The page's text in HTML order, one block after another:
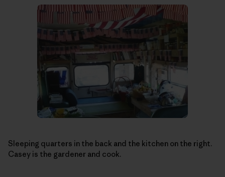
Sleeping quarters in the back and the kitchen on the right.
Casey is the gardener and cook.